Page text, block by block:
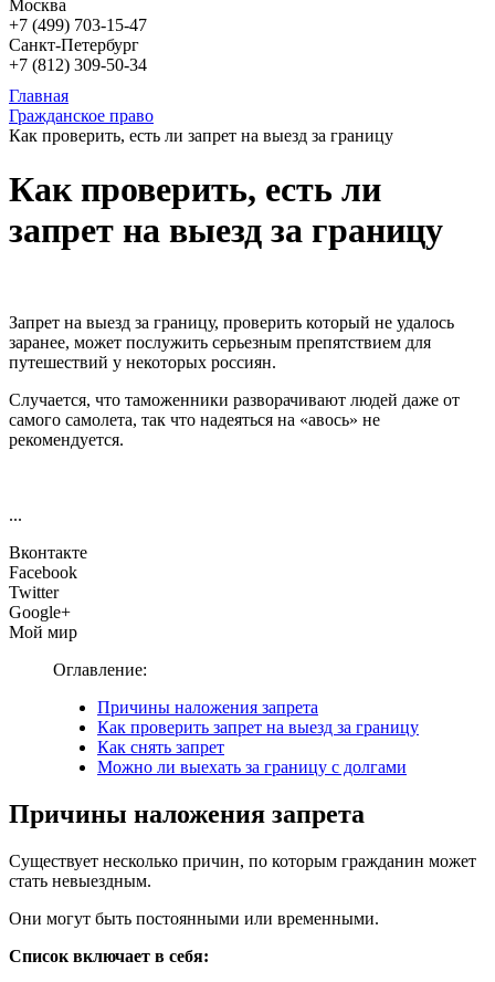
Москва
+7 (499) 703-15-47
Санкт-Петербург
+7 (812) 309-50-34
Главная
Гражданское право
Как проверить, есть ли запрет на выезд за границу
Как проверить, есть ли
запрет на выезд за границу
Запрет на выезд за границу, проверить который не удалось
заранее, может послужить серьезным препятствием для
путешествий у некоторых россиян.
Случается, что таможенники разворачивают людей даже от
самого самолета, так что надеяться на «авось» не
рекомендуется.
...
Вконтакте
Facebook
Twitter
Google+
Мой мир
Оглавление:
Причины наложения запрета
Как проверить запрет на выезд за границу
Как снять запрет
Можно ли выехать за границу с долгами
Причины наложения запрета
Существует несколько причин, по которым гражданин может
стать невыездным.
Они могут быть постоянными или временными.
Список включает в себя: